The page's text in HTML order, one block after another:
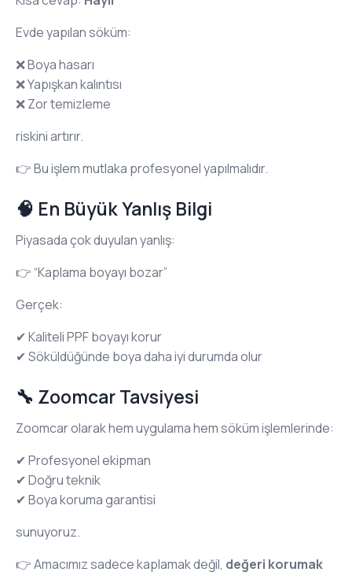
Evde yapılan söküm:
❌ Boya hasarı
❌ Yapışkan kalıntısı
❌ Zor temizleme
riskini artırır.
👉 Bu işlem mutlaka profesyonel yapılmalıdır.
🧠 En Büyük Yanlış Bilgi
Piyasada çok duyulan yanlış:
👉 “Kaplama boyayı bozar”
Gerçek:
✔ Kaliteli PPF boyayı korur
✔ Söküldüğünde boya daha iyi durumda olur
🔧 Zoomcar Tavsiyesi
Zoomcar olarak hem uygulama hem söküm işlemlerinde:
✔ Profesyonel ekipman
✔ Doğru teknik
✔ Boya koruma garantisi
sunuyoruz.
👉 Amacımız sadece kaplamak değil, değeri korumak